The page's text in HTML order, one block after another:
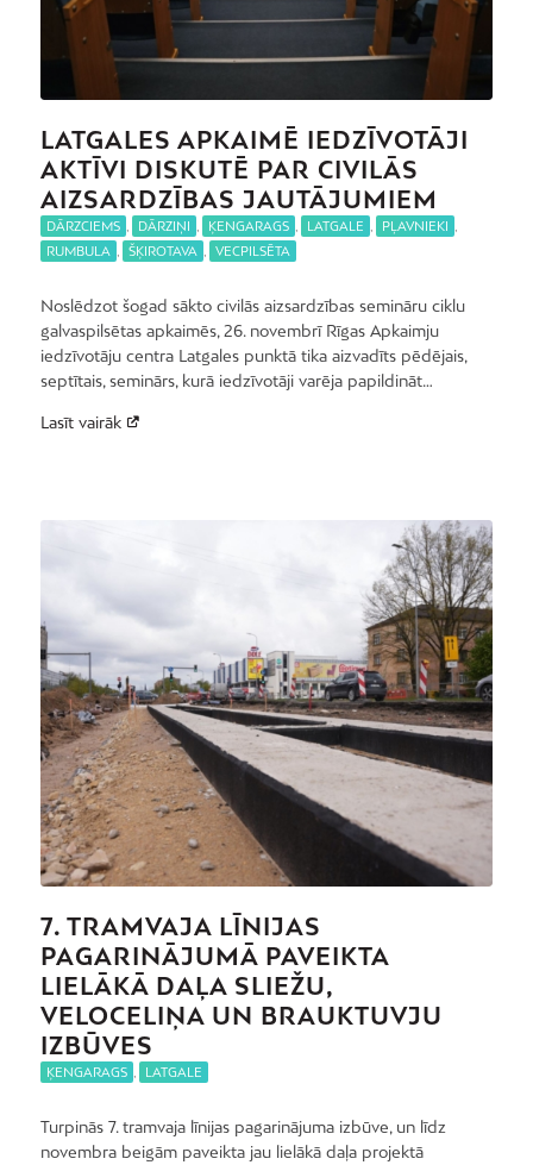
LATGALES APKAIMĒ IEDZĪVOTĀJI
AKTĪVI DISKUTĒ PAR CIVILĀS
AIZSARDZĪBAS JAUTĀJUMIEM
DĀRZCIEMS DĀRZIŅI ĶENGARAGS LATGALE PĻAVNIEKI
RUMBULA
ŠĶIROTAVA VECPILSĒTA
Noslēdzot šogad sākto civilās aizsardzības semināru ciklu
galvaspilsētas apkaimēs, 26. novembrī Rīgas Apkaimju
iedzīvotāju centra Latgales punktā tika aizvadīts pēdējais,
septītais, seminārs, kurā iedzīvotāji varēja papildināt…
Lasīt vairāk
7. TRAMVAJA LĪNIJAS
PAGARINĀJUMĀ PAVEIKTA
LIELĀKĀ DAĻA SLIEŽU,
VELOCELIŅA UN BRAUKTUVJU
IZBŪVES
ĶENGARAGS LATGALE
Turpinās 7. tramvaja līnijas pagarinājuma izbūve, un līdz
novembra beigām paveikta jau lielākā daļa projektā